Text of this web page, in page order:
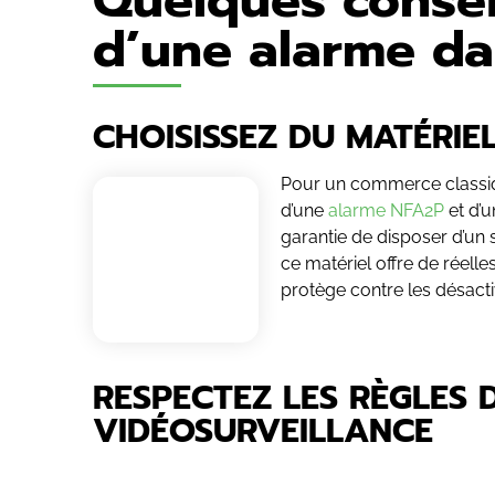
d’une alarme
CHOISISSEZ DU
Pour un commerce
d’une alarme NFA2Pet
garantie de disposer
ce matériel offre de
protège contre les
RESPECTEZ LES
VIDÉOSURVEILLANCE